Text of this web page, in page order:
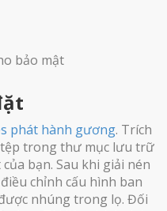
bảo mật
phát hành gương. Trích
tệp trong thư mục lưu trữ
bạn. Sau khi giải nén
chỉnh cấu hình ban
nhúng trong lọ. Đối